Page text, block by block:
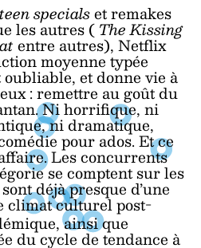
teen specialset remakes
les autres (The Kissing
entre autres), Netflix
moyenne typée
et donne vie à
: remettre au goût du
Ni horrifique, ni
ni dramatique,
pour ados. Et ce
Les concurrents
se comptent sur les
déjà presque d’une
climat culturel post-
ainsi que
du cycle de tendance à